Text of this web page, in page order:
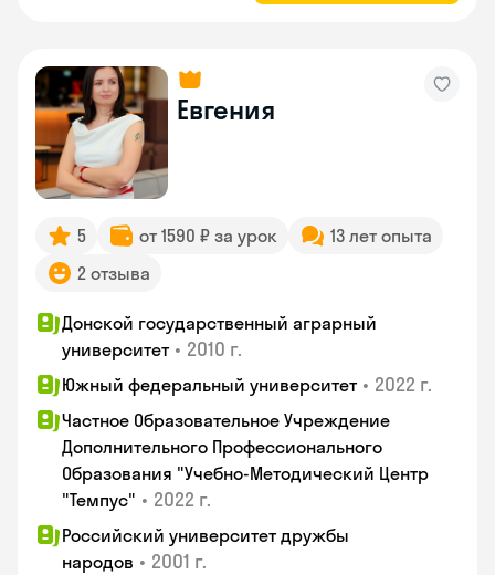
Евгения
5 от 1590 ₽ за урок
13 лет опыта
2 отзыва
Донской государственный аграрный
университет • 2010 г.
Южный федеральный университет • 2022 г.
Частное Образовательное Учреждение
Дополнительного Профессионального
Образования "Учебно-Методический Центр
"Темпус" • 2022 г.
Российский университет дружбы
народов • 2001 г.